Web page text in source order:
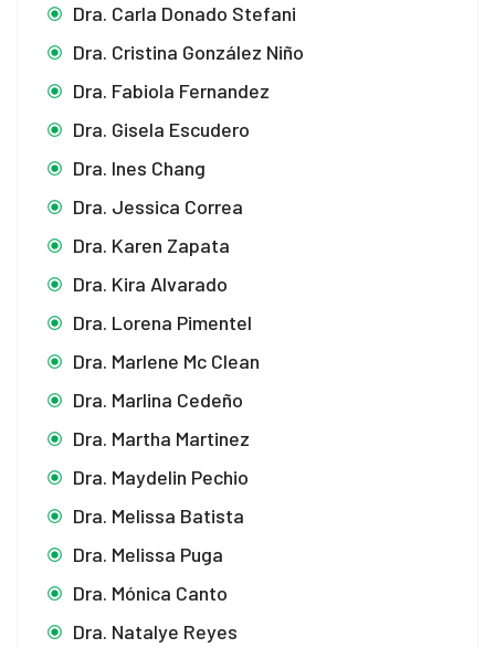
Dra. Carla Donado Stefani
Dra. Cristina González Niño
Dra. Fabiola Fernandez
Dra. Gisela Escudero
Dra. Ines Chang
Dra. Jessica Correa
Dra. Karen Zapata
Dra. Kira Alvarado
Dra. Lorena Pimentel
Dra. Marlene Mc Clean
Dra. Marlina Cedeño
Dra. Martha Martinez
Dra. Maydelin Pechio
Dra. Melissa Batista
Dra. Melissa Puga
Dra. Mónica Canto
Dra. Natalye Reyes